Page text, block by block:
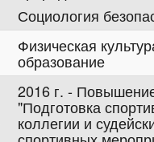
Социология
Физическая
образование
2016 г. -
"Подготовка
коллегии и